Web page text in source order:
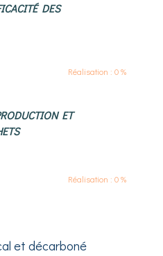
DES
Réalisation : 0 %
ET
Réalisation : 0 %
et décarboné